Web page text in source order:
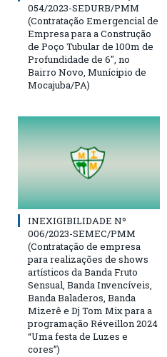
054/2023-SEDURB/PMM
(Contratação Emergencial de
Empresa para a Construção
de Poço Tubular de 100m de
Profundidade de 6″, no
Bairro Novo, Munícipio de
Mocajuba/PA)
INEXIGIBILIDADE Nº
006/2023-SEMEC/PMM
(Contratação de empresa
para realizações de shows
artísticos da Banda Fruto
Sensual, Banda Invencíveis,
Banda Baladeros, Banda
Mizerê e Dj Tom Mix para a
programação Réveillon 2024
“Uma festa de Luzes e
cores”)